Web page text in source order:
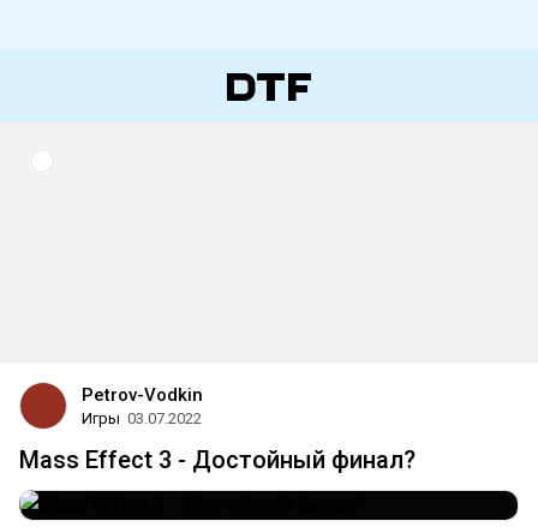
Petrov-Vodkin
Игры 03.07.2022
Mass Effect 3 - Достойный финал?